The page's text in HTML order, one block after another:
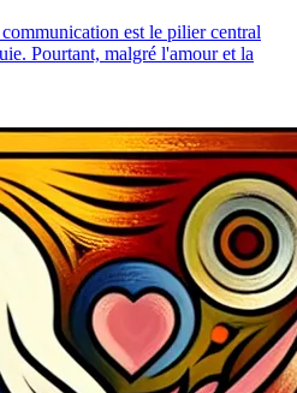
est le pilier central
Pourtant, malgré l'amour et la